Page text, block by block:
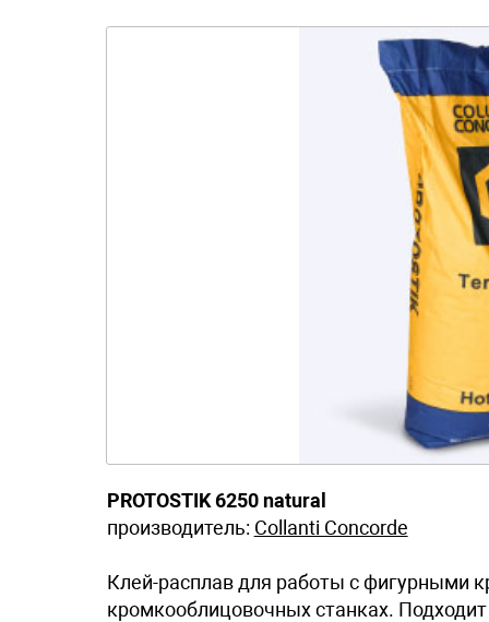
PROTOSTIK 6250 natural
производитель: Collanti Concorde
Клей-расплав для работы с фигурными
кромкооблицовочных станках.